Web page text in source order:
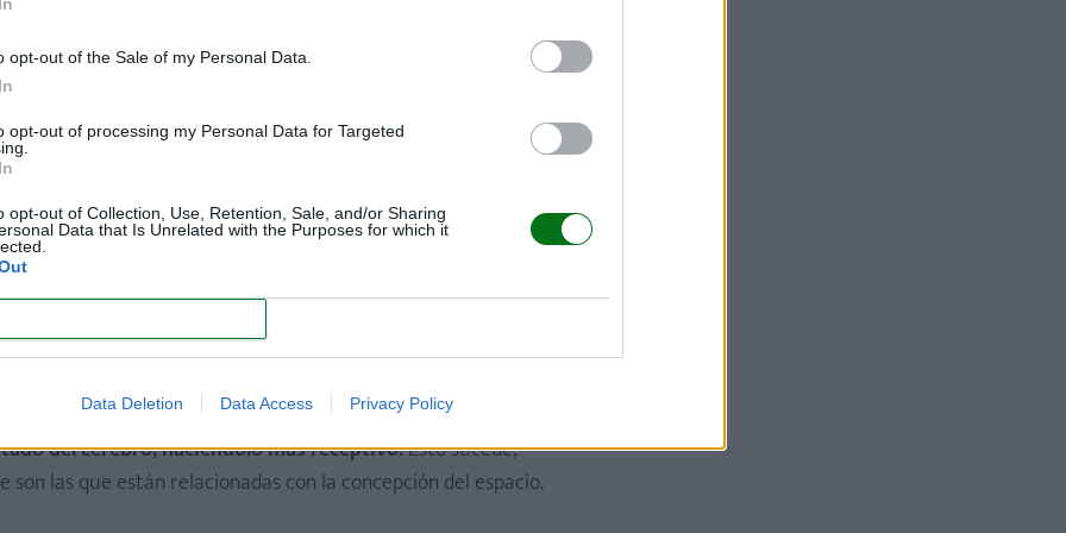
opt-out of the Sale of my Personal Data.
opt-out of processing my Personal Data for Targeted
opt-out of Collection, Use, Retention, Sale, and/or Sharing
Data that Is Unrelated with the Purposes for which it
Data Deletion Data Access Privacy Policy
para los bebés
científicos que se han llevado a cabo a lo largo del siglo .XX, tiene la
y unas frecuencias de los instrumentos únicas.Estas pulsaciones y
del cerebro, haciéndolo más receptivo.Esto sucede,
las que están relacionadas con la concepción del espacio.